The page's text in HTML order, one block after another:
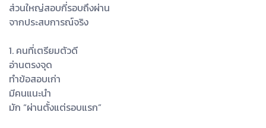
ส่วนใหญ่สอบกี่รอบถึงผ่าน
จากประสบการณ์จริง
1. คนที่เตรียมตัวดี
อ่านตรงจุด
ทำข้อสอบเก่า
มีคนแนะนำ
มัก “ผ่านตั้งแต่รอบแรก”